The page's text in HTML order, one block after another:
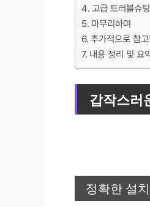
고급 트러블슈
마무리하며
추가적으로 참
내용 정리 및 요
갑작스러
정확한 설